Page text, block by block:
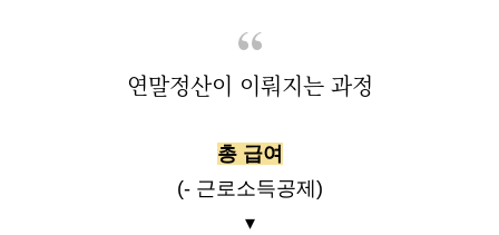
연말정산이 이뤄지는 과정
총 급여
(- 근로소득공제)
▾